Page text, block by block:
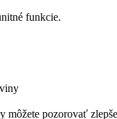
funkcie.
pozorovať